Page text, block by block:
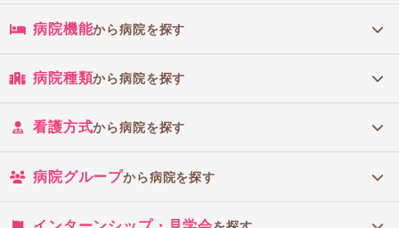
熊本駅前看護リハビリテーション学院、熊本大学、熊本大学大学院、熊
本中央高等学校、熊本保健科学大学、城北高等学校
【大分県】
大分県立看護科学大学、大分大学、昭和学園高等学校
【宮崎県】
宮崎県立看護大学、宮崎大学
【鹿児島県】
鹿児島学園龍桜高等学校、鹿児島大学
病院機能から病院を探す
病院種類から病院を探す
看護方式から病院を探す
病院グループから病院を探す